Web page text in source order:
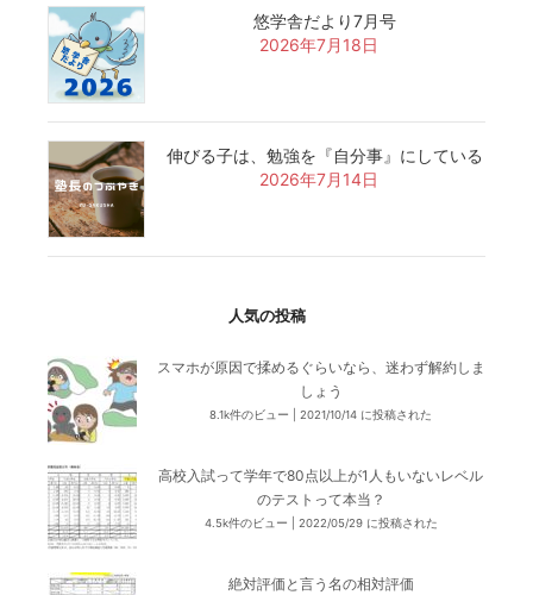
悠学舎だより7月号
2026年7月18日
伸びる子は、勉強を『自分事』にしている
2026年7月14日
人気の投稿
スマホが原因で揉めるぐらいなら、迷わず解約しま
しょう
8.1k件のビュー 2021/10/14 に投稿された
高校入試って学年で80点以上が1人もいないレベル
のテストって本当？
4.5k件のビュー 2022/05/29 に投稿された
絶対評価と言う名の相対評価